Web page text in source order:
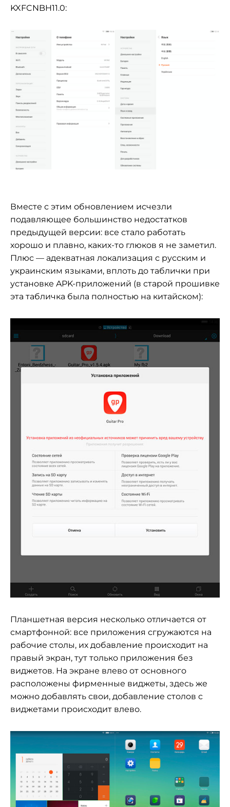
KXFCNBH11.0:
Вместе с этим обновлением исчезли
подавляющее большинство недостатков
предыдущей версии: все стало работать
хорошо и плавно, каких-то глюков я не заметил.
Плюс — адекватная локализация с русским и
украинским языками, вплоть до таблички при
установке APK-приложений (в старой прошивке
эта табличка была полностью на китайском):
Планшетная версия несколько отличается от
смартфонной: все приложения сгружаются на
рабочие столы, их добавление происходит на
правый экран, тут только приложения без
виджетов. На экране влево от основного
расположены фирменные виджеты, здесь же
можно добавлять свои, добавление столов с
виджетами происходит влево.